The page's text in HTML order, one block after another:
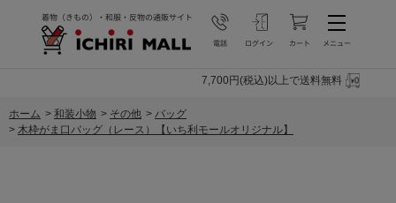
7,700円(税込)以上で送料無料
ホーム > 和装小物 > その他 > バッグ
> 木枠がま口バッグ（レース）【いち利モールオリジナル】